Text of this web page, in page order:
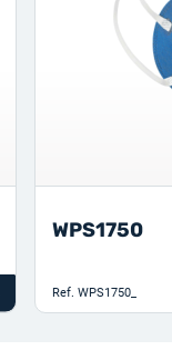
WPS1750
Ref. WPS1750_